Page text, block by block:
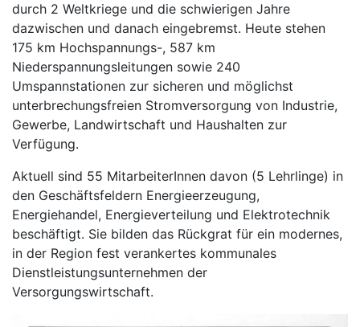
durch 2 Weltkriege und die schwierigen Jahre
dazwischen und danach eingebremst. Heute stehen
175 km Hochspannungs-, 587 km
Niederspannungsleitungen sowie 240
Umspannstationen zur sicheren und möglichst
unterbrechungsfreien Stromversorgung von Industrie,
Gewerbe, Landwirtschaft und Haushalten zur
Verfügung.
Aktuell sind 55 MitarbeiterInnen davon (5 Lehrlinge) in
den Geschäftsfeldern Energieerzeugung,
Energiehandel, Energieverteilung und Elektrotechnik
beschäftigt. Sie bilden das Rückgrat für ein modernes,
in der Region fest verankertes kommunales
Dienstleistungsunternehmen der
Versorgungswirtschaft.